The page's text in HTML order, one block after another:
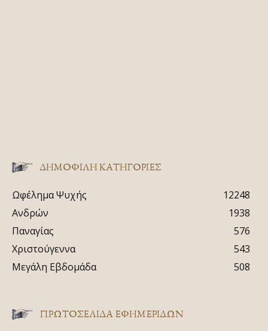
ΔΗΜΟΦΙΛΗ ΚΑΤΗΓΟΡΙΕΣ
Ωφέλημα Ψυχής
12248
Ανδρών
1938
Παναγίας
576
Χριστούγεννα
543
Μεγάλη Εβδομάδα
508
ΠΡΩΤΟΣΈΛΙΔΑ ΕΦΗΜΕΡΊΔΩΝ